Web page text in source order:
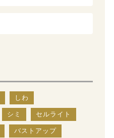
しわ
シミ セルライト
バストアップ